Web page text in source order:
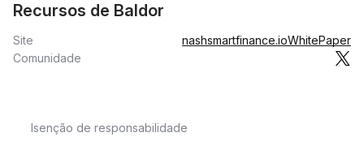
Recursos de Baldor
Site nashsmartfinance.ioWhitePaper
Comunidade
Isenção de responsabilidade